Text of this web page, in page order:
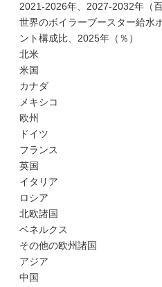
2021-2026年、2027-2032年（
世界のボイラーブースター給水
ント構成比、2025年（％）
北米
米国
カナダ
メキシコ
欧州
ドイツ
フランス
英国
イタリア
ロシア
北欧諸国
ベネルクス
その他の欧州諸国
アジア
中国